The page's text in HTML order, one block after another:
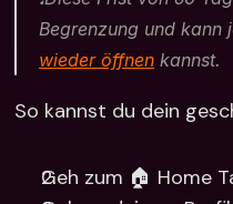
Begrenzung und
wieder öffnen kannst.
So kannst du dein
Geh zum 🏠 Home